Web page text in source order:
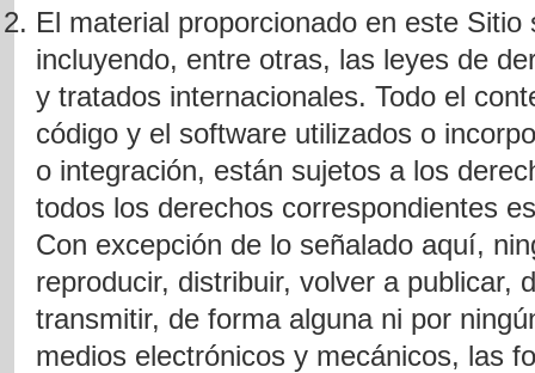
El material proporcionado en este
incluyendo, entre otras, las leyes de
y tratados internacionales. Todo el
código y el software utilizados o
o integración, están sujetos a los
todos los derechos correspondientes
Con excepción de lo señalado aquí,
reproducir, distribuir, volver a publicar,
transmitir, de forma alguna ni por
medios electrónicos y mecánicos, las